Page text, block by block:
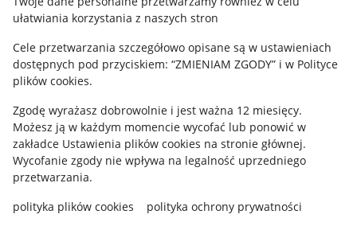
ułatwiania korzystania z naszych stron
Cele przetwarzania szczegółowo opisane są w ustawieniach
dostępnych pod przyciskiem: “ZMIENIAM ZGODY” i w Polityce
plików cookies.
Zgodę wyrażasz dobrowolnie i jest ważna 12 miesięcy.
Możesz ją w każdym momencie wycofać lub ponowić w
zakładce Ustawienia plików cookies na stronie głównej.
Wycofanie zgody nie wpływa na legalność uprzedniego
przetwarzania.
polityka plików cookies
polityka ochrony prywatności
Ustawienia plików "cookies"
Udostępnianie lokalizacji
Informacje dla Aktu o Usługach Cyfrowych
Pobierz aplikację